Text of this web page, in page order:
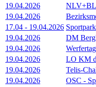
19.04.2026
19.04.2026
17.04 - 19.04.2026
19.04.2026
DM
19.04.2026
19.04.2026
LO KM
19.04.2026
Telis-
19.04.2026
OSC -